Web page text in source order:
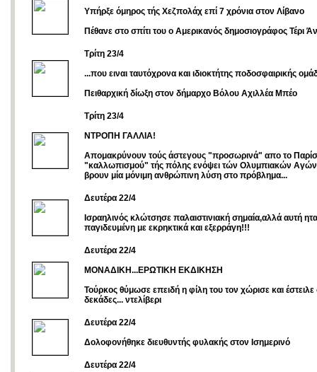
Yπήρξε όμηρος τής Χεζπολάχ επί 7 χρόνια στον Λίβανο
Πέθανε στο σπίτι του ο Αμερικανός δημοσιογράφος Τέρι
Τρίτη 23/4
...που ειναι ταυτόχρονα και ιδιοκτήτης ποδοσφαιρικής
Πειθαρχική δίωξη στον δήμαρχο Βόλου Αχιλλέα Μπέο
Tρίτη 23/4
ΝΤΡΟΠΗ ΓΑΛΛΙΑ!
Απομακρύνουν τούς άστεγους "προσωρινά" απο το
"καλλωπισμού" τής πόλης ενόψει τών Ολυμπιακών
βρουν μία μόνιμη ανθρώπινη λύση στο πρόβλημα...
Δευτέρα 22/4
Ισραηλινός κλώτσησε παλαιστινιακή σημαία,αλλά αυτή
παγιδευμένη με εκρηκτικά και εξερράγη!!!
Δευτέρα 22/4
ΜΟΝΑΔΙΚΗ...ΕΡΩΤΙΚΗ ΕΚΔΙΚΗΣΗ
Τούρκος θύμωσε επειδή η φίλη του τον χώρισε και έστειλε
δεκάδες... ντελίβερι
Δευτέρα 22/4
Δολοφονήθηκε διευθυντής φυλακής στον Ισημερινό
Δευτέρα 22/4